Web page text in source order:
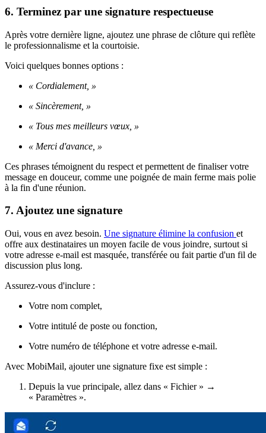
6. Terminez par une signature respectueuse
Après votre dernière ligne, ajoutez une phrase de clôture qui reflète
le professionnalisme et la courtoisie.
Voici quelques bonnes options :
« Cordialement, »
« Sincèrement, »
« Tous mes meilleurs vœux, »
« Merci d'avance, »
Ces phrases témoignent du respect et permettent de finaliser votre
message en douceur, comme une poignée de main ferme mais polie
à la fin d'une réunion.
7. Ajoutez une signature
Oui, vous en avez besoin. Une signature élimine la confusion et
offre aux destinataires un moyen facile de vous joindre, surtout si
votre adresse e-mail est masquée, transférée ou fait partie d'un fil de
discussion plus long.
Assurez-vous d'inclure :
Votre nom complet,
Votre intitulé de poste ou fonction,
Votre numéro de téléphone et votre adresse e-mail.
Avec MobiMail, ajouter une signature fixe est simple :
Depuis la vue principale, allez dans « Fichier » →
« Paramètres ».